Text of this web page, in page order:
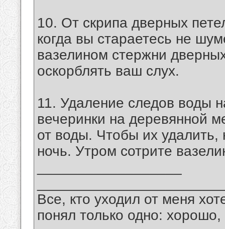
10. От скрипа дверных
когда вы стараетесь не
вазелином стержни
оскорблять ваш слух.
11. Удаление следов воды
вечеринки на деревянной
от воды. Чтобы их удалить,
ночь. Утром сотрите
Все, кто уходил от меня
понял только одно: